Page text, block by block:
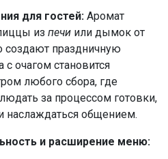
для гостей: Аромат
из печи или дымок от
создают праздничную
очагом становится
любого сбора, где
за процессом готовки,
наслаждаться общением.
и расширение меню: